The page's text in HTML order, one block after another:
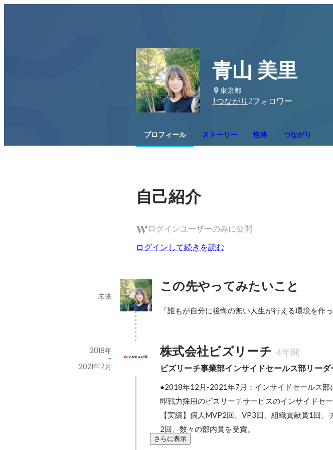
青山 美里
東京都
1つながり 2フォロワー
プロフィール ストーリー 性格 つながり
自己紹介
ログインユーザーのみに公開
ログインして続きを読む
この先やってみたいこと
未来
「誰もが自分に後悔の無い人生が行える環境を作っ
株式会社ビズリーチ 4年間
ビズリーチ事業部インサイドセールス部リーダ
2018年
-
2021年7月
●2018年12月-2021年7月：インサイドセールス部
即戦力採用のビズリーチサービスのインサイドセ
【実績】個人MVP2回、VP3回、組織貢献賞1回
2回、数々の部内賞を受賞。
さらに表示